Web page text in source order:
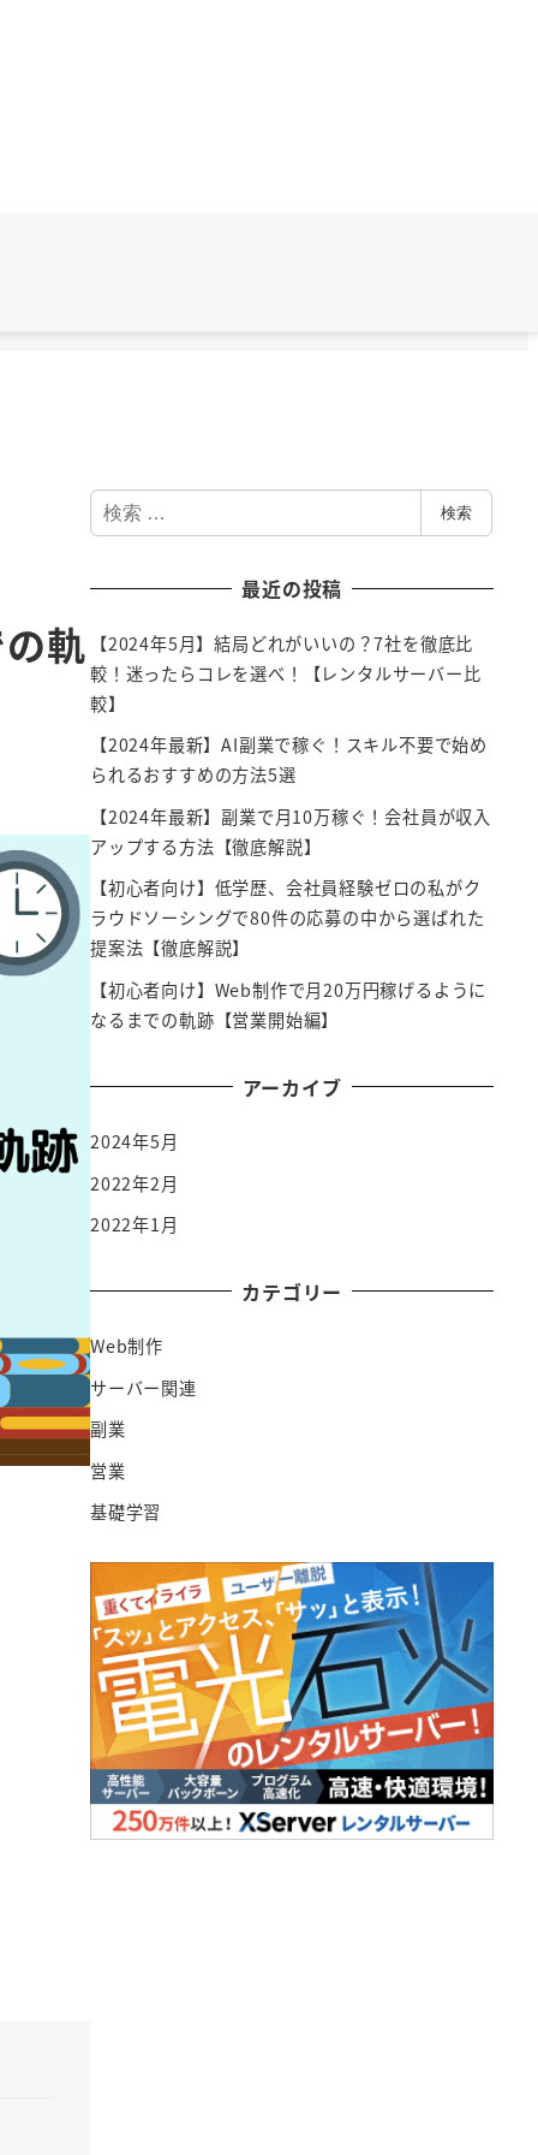
軌
検
索
検索
最近の投稿
【2024年5月】結局どれがいいの？7社を徹底比
較！迷ったらコレを選べ！【レンタルサーバー比
較】
【2024年最新】AI副業で稼ぐ！スキル不要で始め
られるおすすめの方法5選
【2024年最新】副業で月10万稼ぐ！会社員が収入
アップする方法【徹底解説】
【初心者向け】低学歴、会社員経験ゼロの私がク
ラウドソーシングで80件の応募の中から選ばれた
提案法【徹底解説】
【初心者向け】Web制作で月20万円稼げるように
なるまでの軌跡【営業開始編】
アーカイブ
2024年5月
2022年2月
2022年1月
カテゴリー
Web制作
サーバー関連
副業
営業
基礎学習